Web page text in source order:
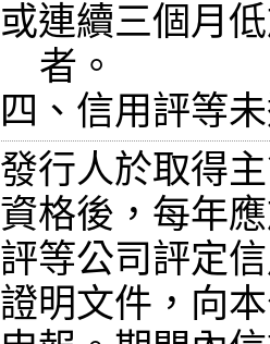
或連續三個月
四、信用評等
發行人於取得
資格後，每年
評等公司評定
證明文件，向